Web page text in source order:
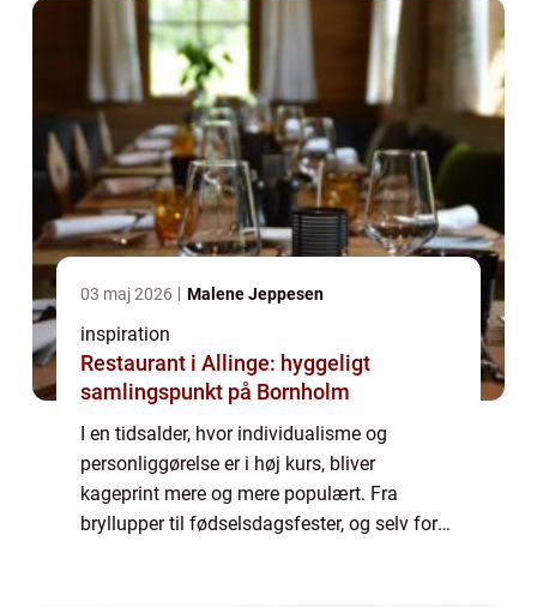
03 maj 2026 Malene Jeppesen
inspiration
Restaurant i Allinge: hyggeligt
samlingspunkt på Bornholm
I en tidsalder, hvor individualisme og
personliggørelse er i høj kurs, bliver
kageprint mere og mere populært. Fra
bryllupper til fødselsdagsfester, og selv for